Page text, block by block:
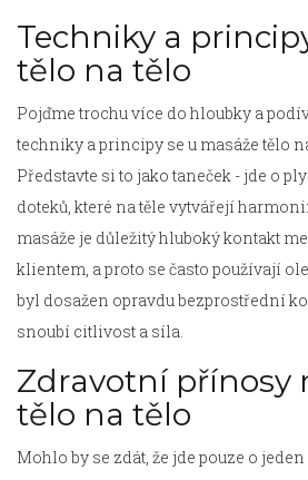
Techniky a
tělo na tělo
Pojďme trochu více do hloubky a
techniky a principy se u masáže tělo
Představte si to jako taneček - jde o
doteků, které na těle vytvářejí
masáže je důležitý hluboký kontakt
klientem, a proto se často používají
byl dosažen opravdu bezprostřední
snoubí citlivost a síla.
Zdravotní přínosy
tělo na tělo
Mohlo by se zdát, že jde pouze o